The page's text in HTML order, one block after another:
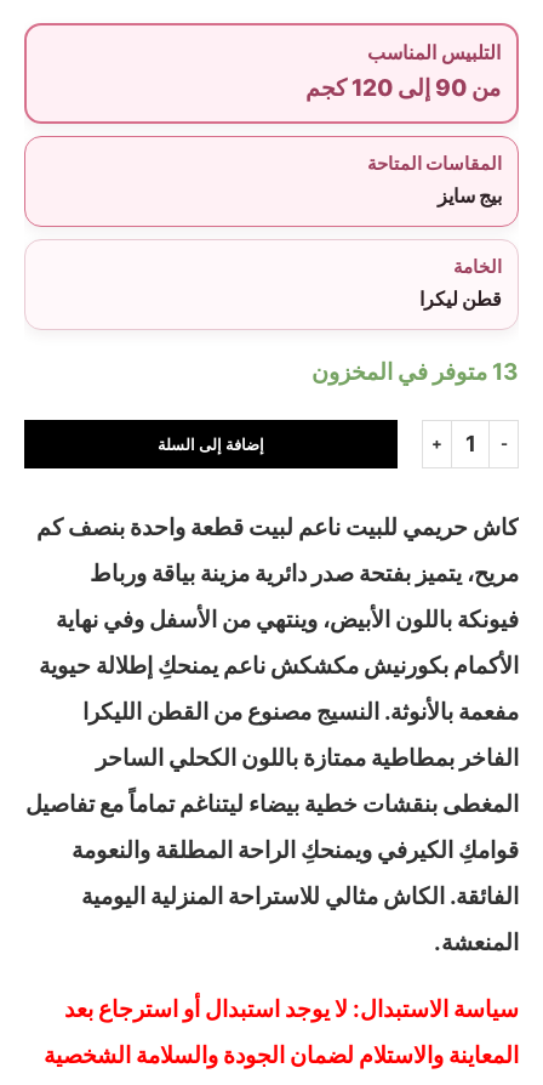
التلبيس المناسب
من 90 إلى 120 كجم
المقاسات المتاحة
بيج سايز
الخامة
قطن ليكرا
13 متوفر في المخزون
إضافة إلى السلة
كاش حريمي للبيت ناعم لبيت قطعة واحدة بنصف كم
مريح، يتميز بفتحة صدر دائرية مزينة بياقة ورباط
فيونكة باللون الأبيض، وينتهي من الأسفل وفي نهاية
الأكمام بكورنيش مكشكش ناعم يمنحكِ إطلالة حيوية
مفعمة بالأنوثة. النسيج مصنوع من القطن الليكرا
الفاخر بمطاطية ممتازة باللون الكحلي الساحر
المغطى بنقشات خطية بيضاء ليتناغم تماماً مع تفاصيل
قوامكِ الكيرفي ويمنحكِ الراحة المطلقة والنعومة
الفائقة. الكاش مثالي للاستراحة المنزلية اليومية
المنعشة.
سياسة الاستبدال: لا يوجد استبدال أو استرجاع بعد
المعاينة والاستلام لضمان الجودة والسلامة الشخصية